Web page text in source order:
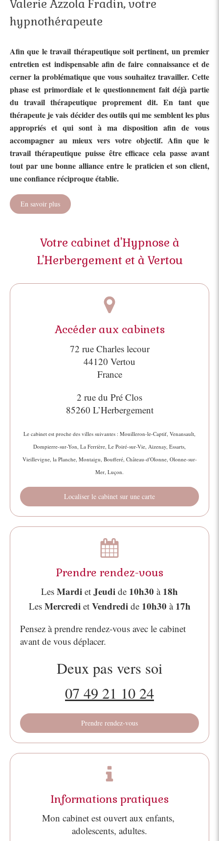
Valerie Azzola Fradin, votre
hypnothérapeute
Afin que le travail thérapeutique soit pertinent, un premier
entretien est indispensable afin de faire connaissance et de
cerner la problématique que vous souhaitez travailler. Cette
phase est primordiale et le questionnement fait déjà partie
du travail thérapeutique proprement dit. En tant que
thérapeute je vais décider des outils qui me semblent les plus
appropriés et qui sont à ma disposition afin de vous
accompagner au mieux vers votre objectif. Afin que le
travail thérapeutique puisse être efficace cela passe avant
tout par une bonne alliance entre le praticien et son client,
une confiance réciproque établie.
En savoir plus
Votre cabinet d'Hypnose à
L'Herbergement et à Vertou
Accéder aux cabinets
72 rue Charles lecour
44120 Vertou
France
2 rue du Pré Clos
85260 L’Herbergement
Le cabinet est proche des villes suivantes : Mouilleron-le-Captif, Venansault,
Dompierre-sur-Yon, La Ferrière, Le Poiré-sur-Vie, Aizenay, Essarts,
Vieillevigne, la Planche, Montaigu, Boufferé, Château-d'Olonne, Olonne-sur-
Mer, Luçon.
Localiser le cabinet sur une carte
Prendre rendez-vous
Les Mardi et Jeudi de 10h30 à 18h
Les Mercrediet Vendredide 10h30 à 17h
Pensez à prendre rendez-vous avec le cabinet
avant de vous déplacer.
Deux pas vers soi
07 49 21 10 24
Prendre rendez-vous
Informations pratiques
Mon cabinet est ouvert aux enfants,
adolescents, adultes.